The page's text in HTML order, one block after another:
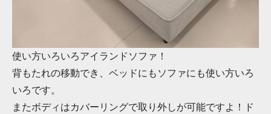
使い方いろいろアイランドソファ！
背もたれの移動でき、ベッドにもソファにも使い方いろ
いろです。
またボディはカバーリングで取り外しが可能ですよ！ド